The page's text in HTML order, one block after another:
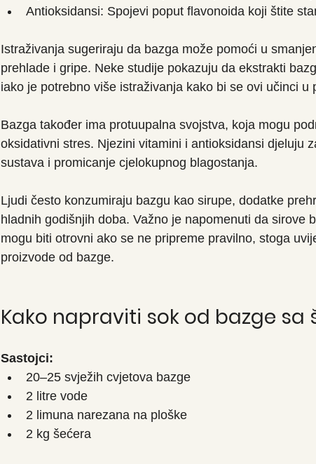
Antioksidansi: Spojevi poput flavonoida koji štite
Istraživanja sugeriraju da bazga može pomoći u
prehlade i gripe. Neke studije pokazuju da ekstrakti
iako je potrebno više istraživanja kako bi se ovi učinci u
Bazga također ima protuupalna svojstva, koja mogu
oksidativni stres. Njezini vitamini i antioksidansi djeluju
sustava i promicanje cjelokupnog blagostanja.
Ljudi često konzumiraju bazgu kao sirupe, dodatke
hladnih godišnjih doba. Važno je napomenuti da sirove
mogu biti otrovni ako se ne pripreme pravilno, stoga
proizvode od bazge.
Kako napraviti sok od bazge
Sastojci:
20–25 svježih cvjetova bazge
2 litre vode
2 limuna narezana na ploške
2 kg šećera